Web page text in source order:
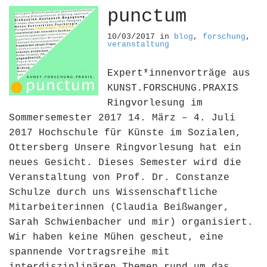
punctum
10/03/2017 in blog , forschung ,
veranstaltung
Expert*innenvorträge aus
KUNST.FORSCHUNG.PRAXIS
Ringvorlesung im
Sommersemester 2017 14. März – 4. Juli
2017 Hochschule für Künste im Sozialen,
Ottersberg Unsere Ringvorlesung hat ein
neues Gesicht. Dieses Semester wird die
Veranstaltung von Prof. Dr. Constanze
Schulze durch uns Wissenschaftliche
Mitarbeiterinnen (Claudia Beißwanger,
Sarah Schwienbacher und mir) organisiert.
Wir haben keine Mühen gescheut, eine
spannende Vortragsreihe mit